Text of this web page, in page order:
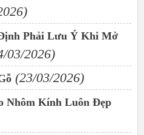
Phải Lưu Ý Khi Mở
03/2026)
(23/03/2026)
Nhôm Kính Luôn Đẹp